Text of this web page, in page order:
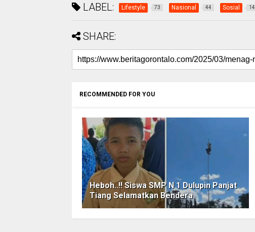
LABEL: Lifestyle 73 Nasional 44 Sosial
SHARE:
RECOMMENDED FOR YOU
Heboh..!! Siswa SMP N 1 Dulupin Panjat
Tiang Selamatkan Bendera